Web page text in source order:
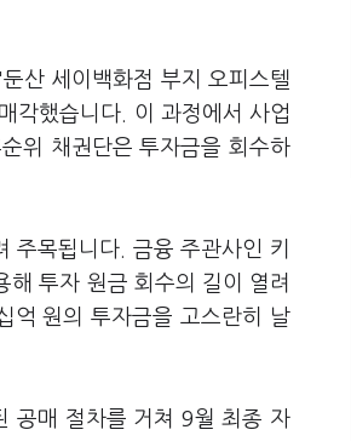
산 세이백화점 부지 오피스텔
각했습니다. 이 과정에서 사업
위 채권단은 투자금을 회수하
주목됩니다. 금융 주관사인 키
투자 원금 회수의 길이 열려
억 원의 투자금을 고스란히 날
공매 절차를 거쳐 9월 최종 자